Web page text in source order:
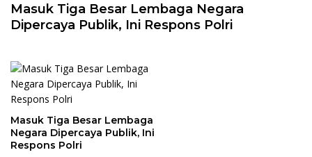
Masuk Tiga Besar Lembaga Negara
Dipercaya Publik, Ini Respons Polri
Masuk Tiga Besar Lembaga
Negara Dipercaya Publik, Ini
Respons Polri